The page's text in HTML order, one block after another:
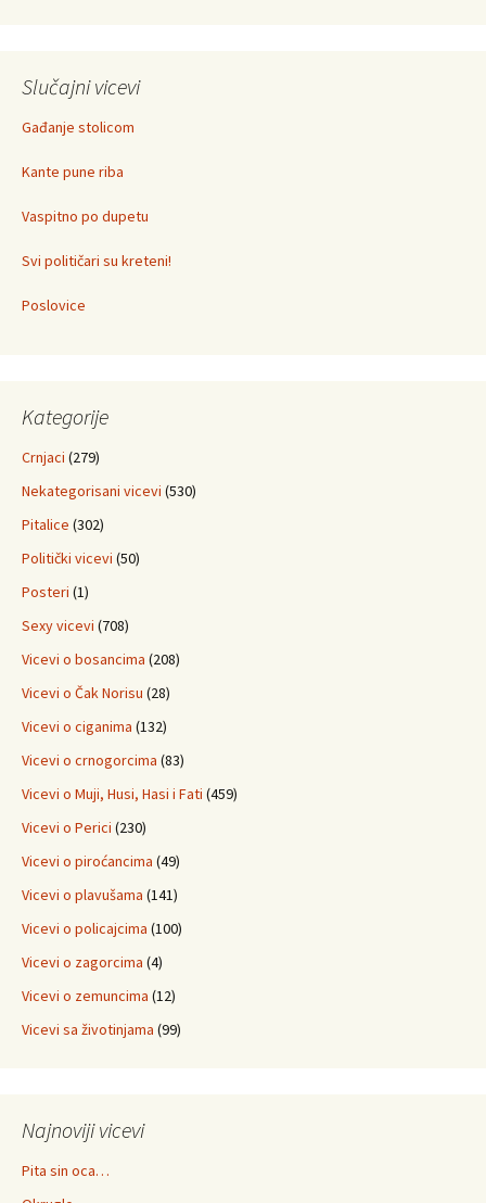
Slučajni vicevi
Gađanje stolicom
Kante pune riba
Vaspitno po dupetu
Svi političari su kreteni!
Poslovice
Kategorije
Crnjaci (279)
Nekategorisani vicevi (530)
Pitalice (302)
Politički vicevi (50)
Posteri (1)
Sexy vicevi (708)
Vicevi o bosancima (208)
Vicevi o Čak Norisu (28)
Vicevi o ciganima (132)
Vicevi o crnogorcima (83)
Vicevi o Muji, Husi, Hasi i Fati (459)
Vicevi o Perici (230)
Vicevi o piroćancima (49)
Vicevi o plavušama (141)
Vicevi o policajcima (100)
Vicevi o zagorcima (4)
Vicevi o zemuncima (12)
Vicevi sa životinjama (99)
Najnoviji vicevi
Pita sin oca…